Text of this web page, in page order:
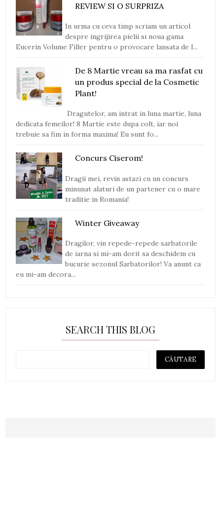
REVIEW SI O SURPRIZA
In urma cu ceva timp scriam un articol
despre ingrijirea pielii si noua gama
Eucerin Volume Filler pentru o provocare lansata de I...
De 8 Martie vreau sa ma rasfat cu
un produs special de la Cosmetic
Plant!
Dragutelor, am intrat in luna martie, luna
dedicata femeilor! 8 Martie este dupa colt, iar noi
trebuie sa fim in forma maxima! Eu sunt fo...
Concurs Ciserom!
Dragii mei, revin astazi cu un concurs
minunat alaturi de un partener cu o mare
traditie in Romania!
Winter Giveaway
Dragilor, vin repede-repede sarbatorile
de iarna si mi-am dorit sa deschidem cu
bucurie sezonul Sarbatorilor! Va anunt ca
eu mi-am decora...
SEARCH THIS BLOG